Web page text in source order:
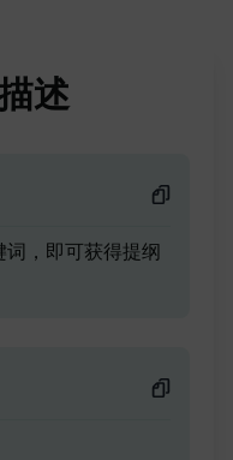
述
，即可获得提纲